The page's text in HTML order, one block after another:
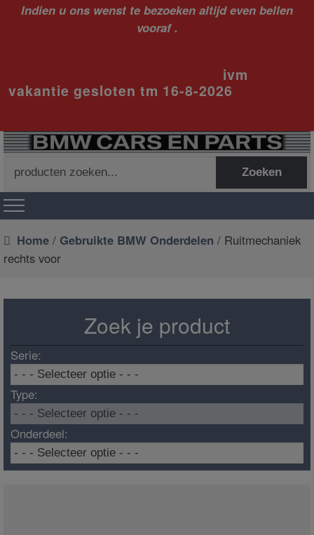
Indien u ons wenst te bezoeken altijd even bellen
vooraf .
ivm
vakantie gesloten tm 16-8-2026
naar:
Zoeken
Home / Gebruikte BMW Onderdelen / Ruitmechaniek
rechts voor
Zoek je product
Serie:
Type:
Onderdeel: